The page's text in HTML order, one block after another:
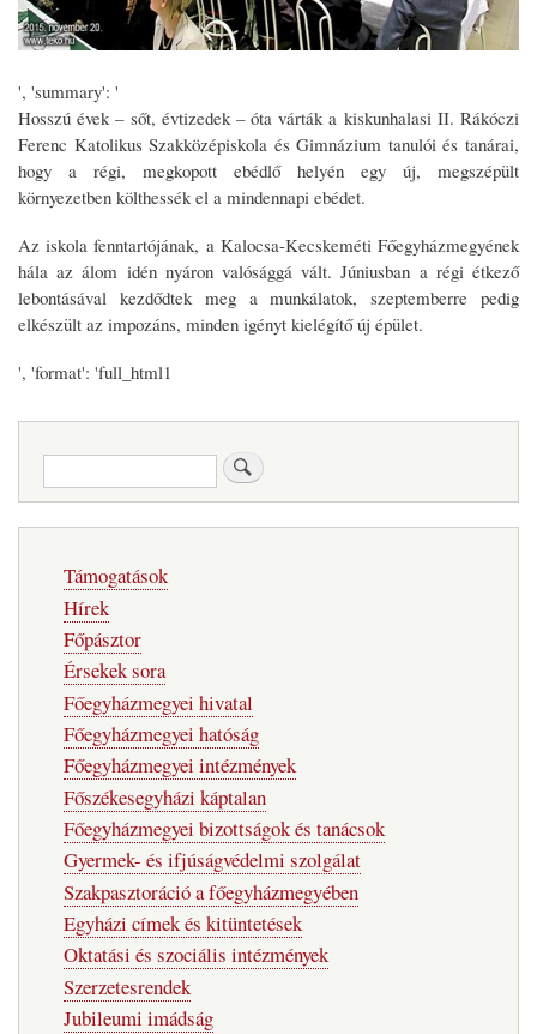
', 'summary': '
Hosszú évek – sőt, évtizedek – óta várták a kiskunhalasi II. Rákóczi
Ferenc Katolikus Szakközépiskola és Gimnázium tanulói és tanárai,
hogy a régi, megkopott ebédlő helyén egy új, megszépült
környezetben költhessék el a mindennapi ebédet.
Az iskola fenntartójának, a Kalocsa-Kecskeméti Főegyházmegyének
hála az álom idén nyáron valósággá vált. Júniusban a régi étkező
lebontásával kezdődtek meg a munkálatok, szeptemberre pedig
elkészült az impozáns, minden igényt kielégítő új épület.
', 'format': 'full_html1
Keresés
navigáció
Támogatások
Hírek
Főpásztor
Érsekek sora
Főegyházmegyei hivatal
Főegyházmegyei hatóság
Főegyházmegyei intézmények
Főszékesegyházi káptalan
Főegyházmegyei bizottságok és tanácsok
Gyermek- és ifjúságvédelmi szolgálat
Szakpasztoráció a főegyházmegyében
Egyházi címek és kitüntetések
Oktatási és szociális intézmények
Szerzetesrendek
Jubileumi imádság